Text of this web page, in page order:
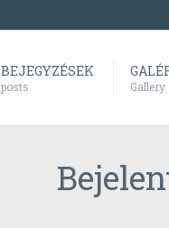
BEJEGYZÉSEK
posts Gallery